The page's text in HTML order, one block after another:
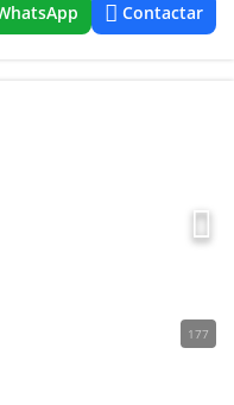
Contactar
177